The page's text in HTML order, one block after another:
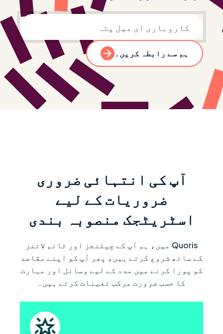
کاروباری ای میل
ہم سے رابطہ کریں۔
آپ کی انتہائی ضروری
ضروریات کے لیے
اسٹریٹجک منصوبہ بندی
Quoris میں، ہم آپ کے چیلنجز اور ٹائم لائنز
کے ساتھ شروع کرتے ہیں، پھر آپ کو اپنے مقاصد
کو پورا کرنے میں مدد کے لیے وسائل اور مہارت
کا حسب ضرورت مرکب تعینات کرتے ہیں۔